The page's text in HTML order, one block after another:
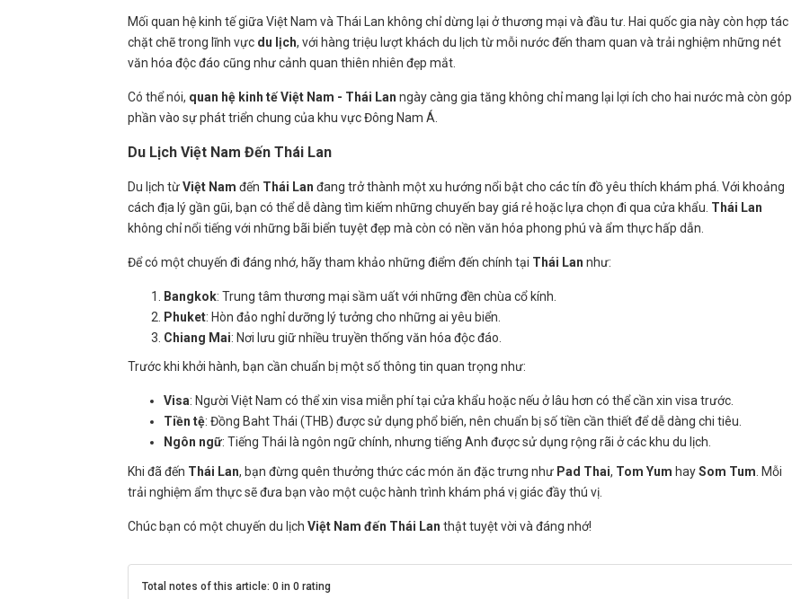
Mối quan hệ kinh tế giữa Việt Nam và Thái Lan không chỉ dừng lại ở thương mại và đầu tư. Hai quốc gia này còn hợp tác
chặt chẽ trong lĩnh vực du lịch, với hàng triệu lượt khách du lịch từ mỗi nước đến tham quan và trải nghiệm những nét
văn hóa độc đáo cũng như cảnh quan thiên nhiên đẹp mắt.
Có thể nói, quan hệ kinh tế Việt Nam - Thái Lan ngày càng gia tăng không chỉ mang lại lợi ích cho hai nước mà còn góp
phần vào sự phát triển chung của khu vực Đông Nam Á.
Du Lịch Việt Nam Đến Thái Lan
Du lịch từViệt Nam đến Thái Lan đang trở thành một xu hướng nổi bật cho các tín đồ yêu thích khám phá. Với khoảng
cách địa lý gần gũi, bạn có thể dễ dàng tìm kiếm những chuyến bay giá rẻ hoặc lựa chọn đi qua cửa khẩu. Thái Lan
không chỉ nổi tiếng với những bãi biển tuyệt đẹp mà còn có nền văn hóa phong phú và ẩm thực hấp dẫn.
Để có một chuyến đi đáng nhớ, hãy tham khảo những điểm đến chính tại Thái Lan như:
Bangkok: Trung tâm thương mại sầm uất với những đền chùa cổ kính.
Phuket: Hòn đảo nghỉ dưỡng lý tưởng cho những ai yêu biển.
Chiang Mai: Nơi lưu giữ nhiều truyền thống văn hóa độc đáo.
Trước khi khởi hành, bạn cần chuẩn bị một số thông tin quan trọng như:
Visa: Người Việt Nam có thể xin visa miễn phí tại cửa khẩu hoặc nếu ở lâu hơn có thể cần xin visa trước.
Tiền tệ: Đồng Baht Thái (THB) được sử dụng phổ biến, nên chuẩn bị số tiền cần thiết để dễ dàng chi tiêu.
Ngôn ngữ: Tiếng Thái là ngôn ngữ chính, nhưng tiếng Anh được sử dụng rộng rãi ở các khu du lịch.
Khi đã đến Thái Lan, bạn đừng quên thưởng thức các món ăn đặc trưng như Pad Thai, Tom Yum haySom Tum . Mỗi
trải nghiệm ẩm thực sẽ đưa bạn vào một cuộc hành trình khám phá vị giác đầy thú vị.
Chúc bạn có một chuyến du lịch Việt Nam đến Thái Lan thật tuyệt vời và đáng nhớ!
Total notes of this article: 0 in 0 rating